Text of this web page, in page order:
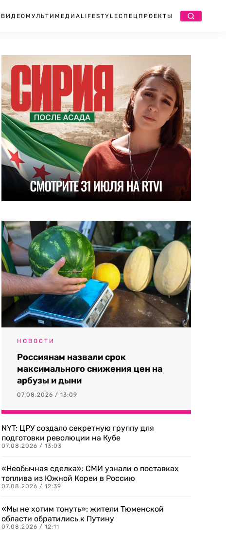
ВИДЕО МУЛЬТИМЕДИА LIFESTYLEСПЕЦПРОЕКТЫ
НОВОСТИ
Россиянам назвали срок
максимального снижения цен на
арбузы и дыни
07.08.2026 / 13:09
NYT: ЦРУ создало секретную группу для
подготовки революции на Кубе
07.08.2026 / 13:03
«Необычная сделка»: СМИ узнали о поставках
топлива из Южной Кореи в Россию
07.08.2026 / 12:39
«Мы не хотим тонуть»: жители Тюменской
области обратились к Путину
07.08.2026 / 12:11